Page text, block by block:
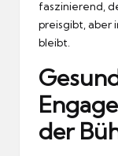
faszinierend,
preisgibt, aber
bleibt.
der